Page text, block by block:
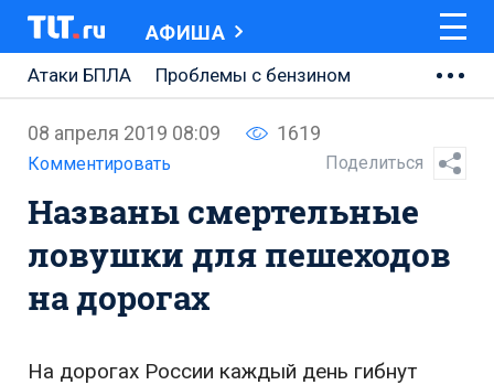
АФИША
Атаки БПЛА
Проблемы с бензином
Ремонт Центральной площади
Ремонт Обводного шоссе
Набережная Тольятти
Неделя Тольятти
08 апреля 2019 08:09 1619
Комментировать Поделиться
Названы смертельные
ловушки для пешеходов
на дорогах
На дорогах России каждый день гибнут